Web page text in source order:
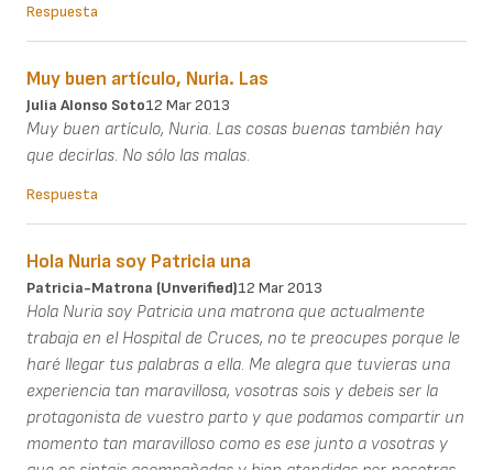
Respuesta
Muy buen artículo, Nuria. Las
Julia Alonso Soto12 Mar 2013
Muy buen artículo, Nuria. Las cosas buenas también hay
que decirlas. No sólo las malas.
Respuesta
Hola Nuria soy Patricia una
Patricia-Matrona (unverified)12 Mar 2013
Hola Nuria soy Patricia una matrona que actualmente
trabaja en el Hospital de Cruces, no te preocupes porque le
haré llegar tus palabras a ella. Me alegra que tuvieras una
experiencia tan maravillosa, vosotras sois y debeis ser la
protagonista de vuestro parto y que podamos compartir un
momento tan maravilloso como es ese junto a vosotras y